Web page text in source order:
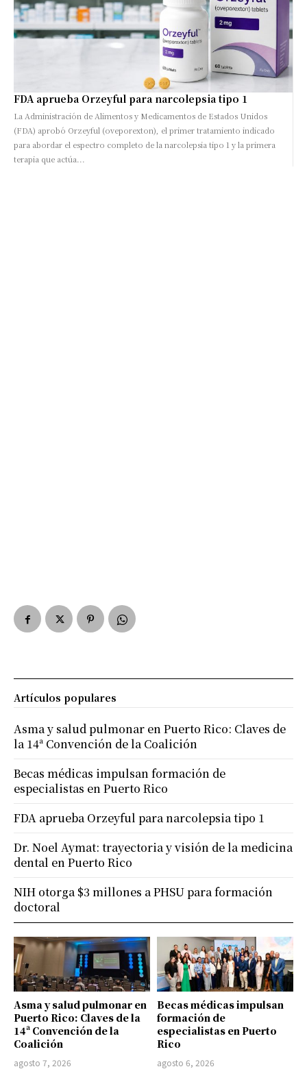
FDA aprueba Orzeyful para narcolepsia tipo 1
La Administración de Alimentos y Medicamentos de Estados Unidos
(FDA) aprobó Orzeyful (oveporexton), el primer tratamiento indicado
para abordar el espectro completo de la narcolepsia tipo 1 y la primera
terapia que actúa...
Asma y salud pulmonar en
Puerto Rico: Claves de la
14ª Convención de la
Coalición
agosto 7, 2026
Becas médicas impulsan
formación de
especialistas en Puerto
Rico
agosto 6, 2026
Artículos populares
Asma y salud pulmonar en Puerto Rico: Claves de
la 14ª Convención de la Coalición
Becas médicas impulsan formación de
especialistas en Puerto Rico
FDA aprueba Orzeyful para narcolepsia tipo 1
Dr. Noel Aymat: trayectoria y visión de la medicina
dental en Puerto Rico
NIH otorga $3 millones a PHSU para formación
doctoral